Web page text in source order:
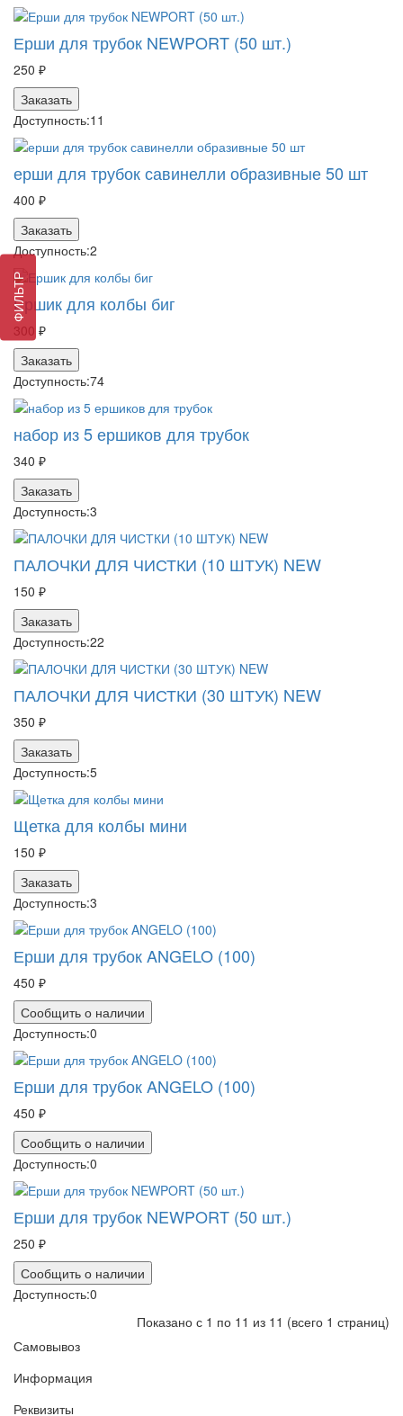
ФИЛЬТР
Ерши для трубок NEWPORT (50 шт.)
250 ₽
Заказать
Доступность:11
ерши для трубок савинелли образивные 50 шт
400 ₽
Заказать
Доступность:2
Ершик для колбы биг
300 ₽
Заказать
Доступность:74
набор из 5 ершиков для трубок
340 ₽
Заказать
Доступность:3
ПАЛОЧКИ ДЛЯ ЧИСТКИ (10 ШТУК) NEW
150 ₽
Заказать
Доступность:22
ПАЛОЧКИ ДЛЯ ЧИСТКИ (30 ШТУК) NEW
350 ₽
Заказать
Доступность:5
Щетка для колбы мини
150 ₽
Заказать
Доступность:3
Ерши для трубок ANGELO (100)
450 ₽
Сообщить о наличии
Доступность:0
Ерши для трубок ANGELO (100)
450 ₽
Сообщить о наличии
Доступность:0
Ерши для трубок NEWPORT (50 шт.)
250 ₽
Сообщить о наличии
Доступность:0
Показано с 1 по 11 из 11 (всего 1 страниц)
Самовывоз
Информация
Реквизиты